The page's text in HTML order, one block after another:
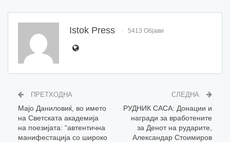
Istok Press 5413 Објави
ПРЕТХОДНА
Мајо Даниловиќ, во името
на Светската академија
на поезијата: “автентична
манифестација со широко
СЛЕДНА
РУДНИК САСА: Донации и
награди за вработените
за Денот на рударите,
Александар Стоимиров